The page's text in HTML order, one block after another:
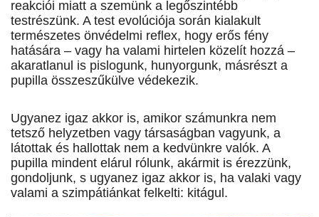
reakciói miatt a szemünk a legőszintébb
testrészünk. A test evolúciója során kialakult
természetes önvédelmi reflex, hogy erős fény
hatására – vagy ha valami hirtelen közelít hozzá –
akaratlanul is pislogunk, hunyorgunk, másrészt a
pupilla összeszűkülve védekezik.
Ugyanez igaz akkor is, amikor számunkra nem
tetsző helyzetben vagy társaságban vagyunk, a
látottak és hallottak nem a kedvünkre valók. A
pupilla mindent elárul rólunk, akármit is érezzünk,
gondoljunk, s ugyanez igaz akkor is, ha valaki vagy
valami a szimpátiánkat felkelti: kitágul.